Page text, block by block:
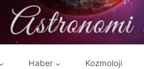
Haber Kozmoloji